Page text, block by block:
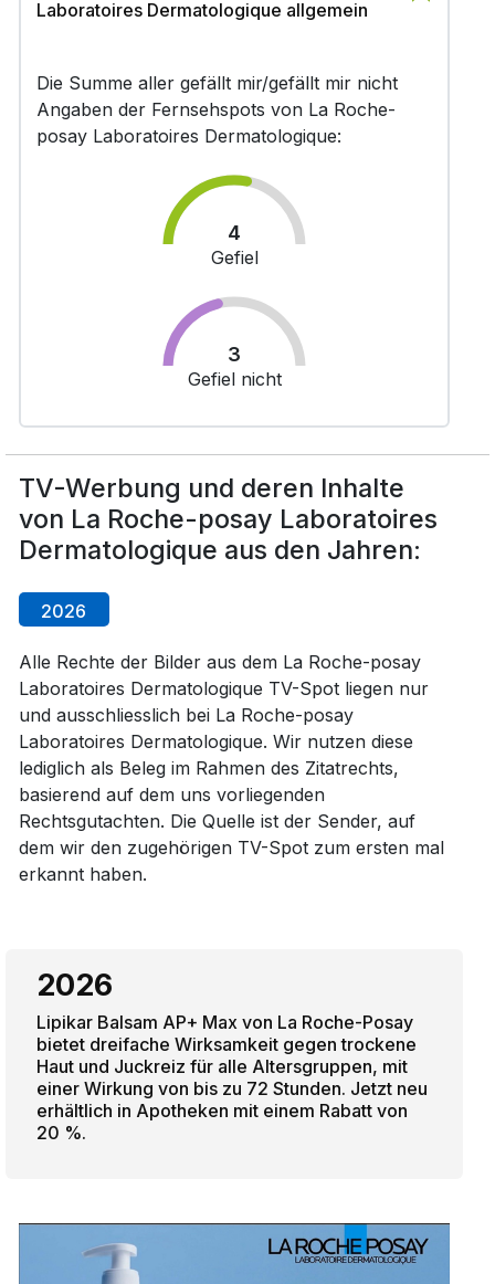
Laboratoires Dermatologique allgemein
Die Summe aller gefällt mir/gefällt mir nicht
Angaben der Fernsehspots von La Roche-
posay Laboratoires Dermatologique:
4
Gefiel
3
Gefiel nicht
TV-Werbung und deren Inhalte
von La Roche-posay Laboratoires
Dermatologique aus den Jahren:
2026
Alle Rechte der Bilder aus dem La Roche-posay
Laboratoires Dermatologique TV-Spot liegen nur
und ausschliesslich bei La Roche-posay
Laboratoires Dermatologique. Wir nutzen diese
lediglich als Beleg im Rahmen des Zitatrechts,
basierend auf dem uns vorliegenden
Rechtsgutachten. Die Quelle ist der Sender, auf
dem wir den zugehörigen TV-Spot zum ersten mal
erkannt haben.
2026
Lipikar Balsam AP+ Max von La Roche-Posay
bietet dreifache Wirksamkeit gegen trockene
Haut und Juckreiz für alle Altersgruppen, mit
einer Wirkung von bis zu 72 Stunden. Jetzt neu
erhältlich in Apotheken mit einem Rabatt von
20 %.